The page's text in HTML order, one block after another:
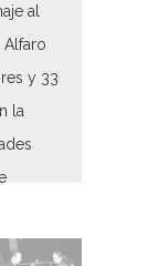
al
y 33
la
La